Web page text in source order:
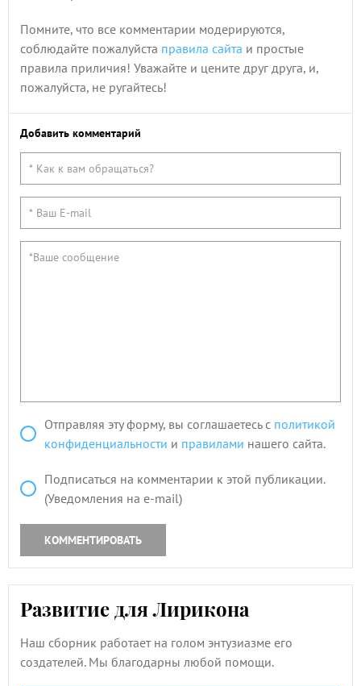
Помните, что все комментарии модерируются,
соблюдайте пожалуйста правила сайта и простые
правила приличия! Уважайте и цените друг друга, и,
пожалуйста, не ругайтесь!
Добавить комментарий
Отправляя эту форму, вы соглашаетесь с политикой
конфиденциальности и правилами нашего сайта.
Подписаться на комментарии к этой публикации.
(Уведомления на e-mail)
КОММЕНТИРОВАТЬ
Развитие для Лирикона
Наш сборник работает на голом энтузиазме его
создателей. Мы благодарны любой помощи.